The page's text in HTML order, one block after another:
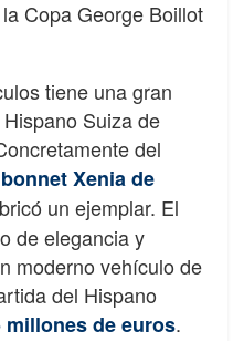
Copa George Boillot
tiene una gran
Suiza de
del
Xenia de
un ejemplar. El
de elegancia y
moderno vehículo de
del Hispano
millones de euros.